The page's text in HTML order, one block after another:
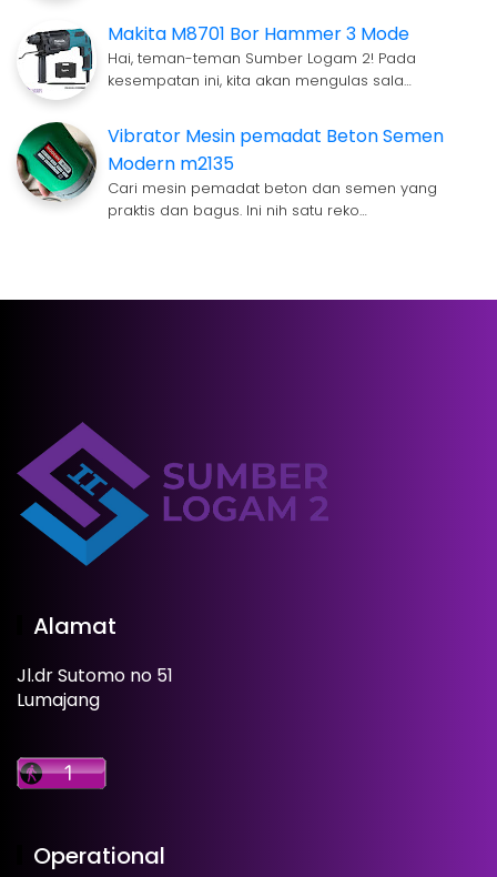
Makita M8701 Bor Hammer 3 Mode
Hai, teman-teman Sumber Logam 2! Pada
kesempatan ini, kita akan mengulas sala…
Vibrator Mesin pemadat Beton Semen
Modern m2135
Cari mesin pemadat beton dan semen yang
praktis dan bagus. Ini nih satu reko…
Alamat
Jl.dr Sutomo no 51
Lumajang
Operational